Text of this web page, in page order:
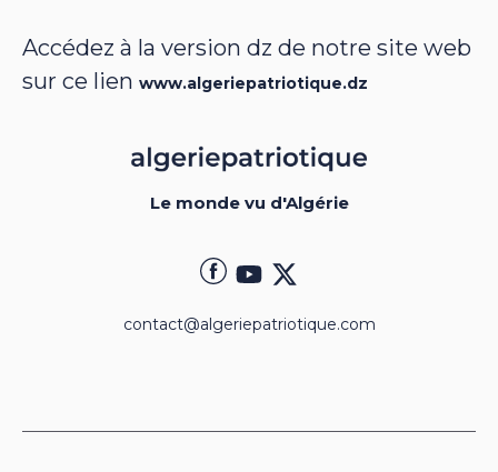
Accédez à la version dz de notre site web
sur ce lien www.algeriepatriotique.dz
Le monde vu d'Algérie
contact@algeriepatriotique.com